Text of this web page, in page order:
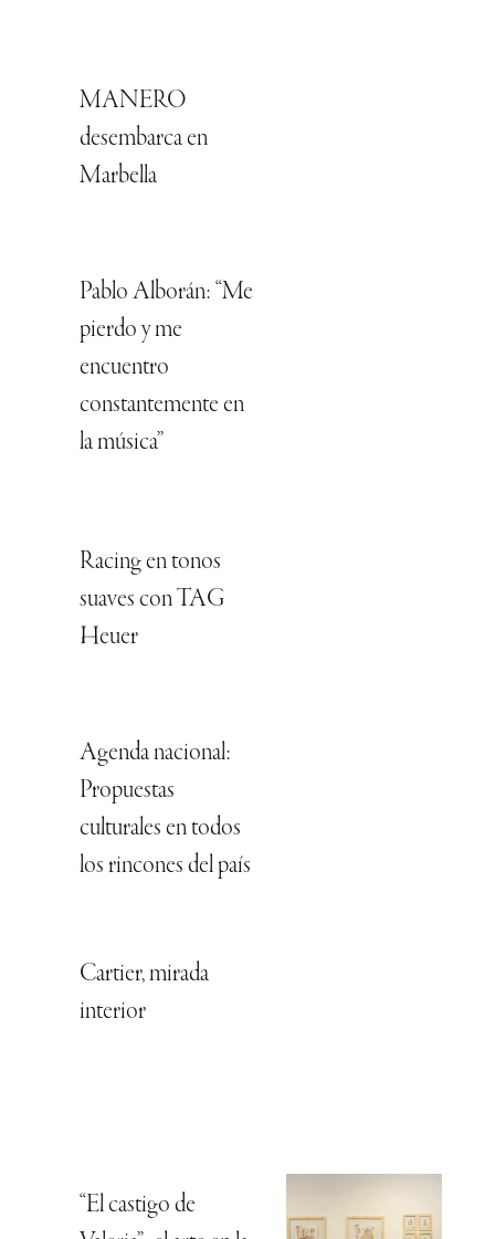
MANERO
desembarca en
Marbella
Pablo Alborán: “Me
pierdo y me
encuentro
constantemente en
la música”
Racing en tonos
suaves con TAG
Heuer
Agenda nacional:
Propuestas
culturales en todos
los rincones del país
Cartier, mirada
interior
“El castigo de